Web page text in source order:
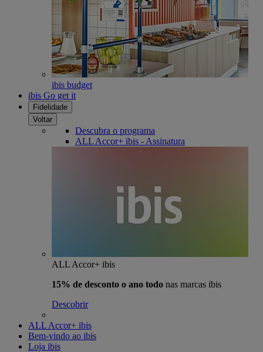
ibis budget
ibis Go get it
Fidelidade
Voltar
Descubra o programa
ALL Accor+ ibis - Assinatura
ALL Accor+ ibis
15% de desconto o ano todo nas marcas ibis
Descobrir
ALL Accor+ ibis
Bem-vindo ao ibis
Loja ibis